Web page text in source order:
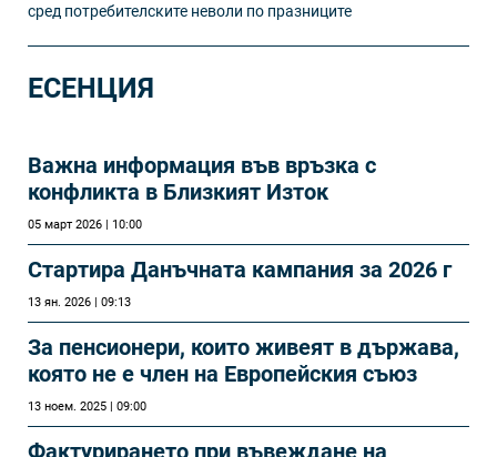
сред потребителските неволи по празниците
ЕСЕНЦИЯ
Важна информация във връзка с
конфликта в Близкият Изток
05 март 2026 | 10:00
Стартира Данъчната кампания за 2026 г
13 ян. 2026 | 09:13
За пенсионери, които живеят в държава,
която не е член на Европейския съюз
13 ноем. 2025 | 09:00
Фактурирането при въвеждане на